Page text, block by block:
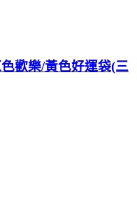
歡樂/黃色好運袋(三